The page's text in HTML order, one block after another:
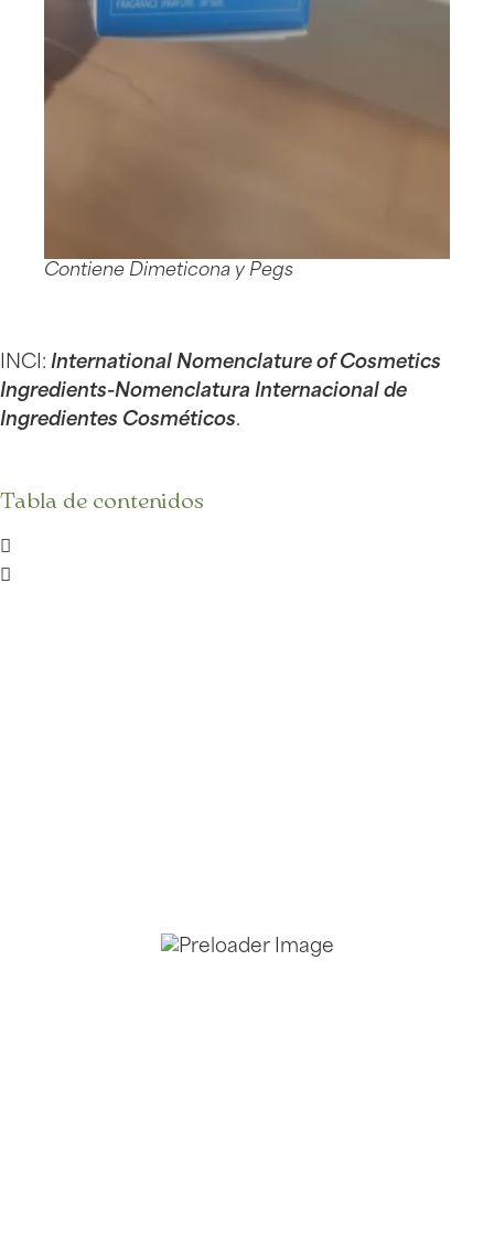
Contiene Dimeticona y Pegs
INCI: International Nomenclature of Cosmetics
Ingredients-Nomenclatura Internacional de
Ingredientes Cosméticos.
Tabla de contenidos